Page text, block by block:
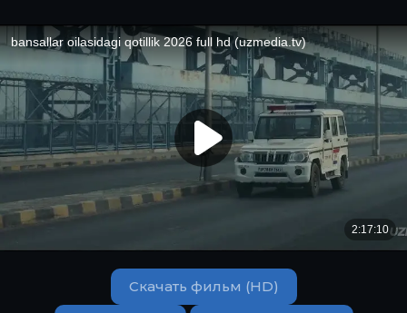
Скачать фильм (HD)